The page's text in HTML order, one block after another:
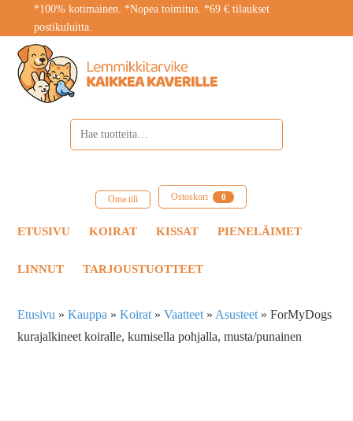
*100% kotimainen. *Nopea toimitus. *69 € tilaukset
postikuluitta.
Oma tili Ostoskori 0
ETUSIVU KOIRAT KISSAT PIENELÄIMET
LINNUT TARJOUSTUOTTEET
Etusivu »Kauppa »Koirat »Vaatteet » Asusteet »ForMyDogs
kurajalkineet koiralle, kumisella pohjalla, musta/punainen